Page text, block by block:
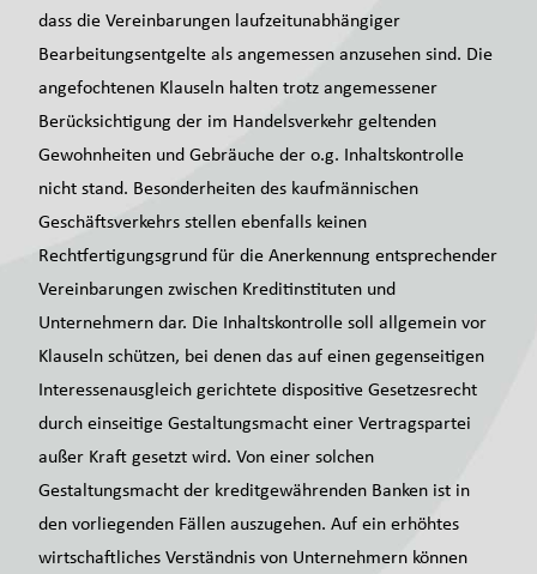
dass die Vereinbarungen laufzeitunabhängiger
Bearbeitungsentgelte als angemessen anzusehen sind. Die
angefochtenen Klauseln halten trotz angemessener
Berücksichtigung der im Handelsverkehr geltenden
Gewohnheiten und Gebräuche der o.g. Inhaltskontrolle
nicht stand. Besonderheiten des kaufmännischen
Geschäftsverkehrs stellen ebenfalls keinen
Rechtfertigungsgrund für die Anerkennung entsprechender
Vereinbarungen zwischen Kreditinstituten und
Unternehmern dar. Die Inhaltskontrolle soll allgemein vor
Klauseln schützen, bei denen das auf einen gegenseitigen
Interessenausgleich gerichtete dispositive Gesetzesrecht
durch einseitige Gestaltungsmacht einer Vertragspartei
außer Kraft gesetzt wird. Von einer solchen
Gestaltungsmacht der kreditgewährenden Banken ist in
den vorliegenden Fällen auszugehen. Auf ein erhöhtes
wirtschaftliches Verständnis von Unternehmern können